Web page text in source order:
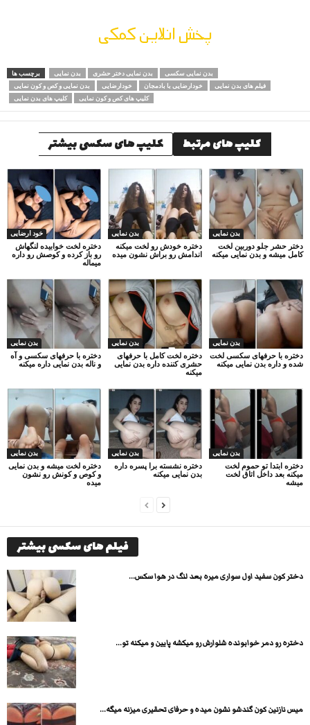
پخش انلاین کمکی
برچسب ها بدن نمایی بدن نمایی دختر حشری
بدن نمایی سکسی
بدن نمایی و کص و کون نمایی
خودارضایی خودارضایی با بادمجان
فیلم های بدن نمایی
کلیپ های بدن نمایی
کلیپ های کص و کون نمایی
کلیپ های مرتبط کلیپ های سکسی بیشتر
خود ارضایی
دختره لخت خوابیده لنگهاش
رو باز کرده و کوصش رو داره
میماله
بدن نمایی
دختره خودش رو لخت میکنه
اندامش رو براش نشون میده
بدن نمایی
دختر حشر جلو دوربین لخت
کامل میشه و بدن نمایی میکنه
بدن نمایی
دختره با حرفهای سکسی و آه
و ناله بدن نمایی داره میکنه
بدن نمایی
دختره لخت کامل با حرفهای
حشری کننده داره بدن نمایی
میکنه
بدن نمایی
دختره با حرفهای سکسی لخت
شده و داره بدن نمایی میکنه
بدن نمایی
دختره لخت میشه و بدن نمایی
و کوص و کونش رو نشون
میده
بدن نمایی
دختره نشسته برا پسره داره
بدن نمایی میکنه
بدن نمایی
دختره ابتدا تو حموم لخت
میکنه بعد داخل اتاق لخت
میشه
فیلم های سکسی بیشتر
دختر کون سفید اول سواری میره بعد لنگ در هوا سکس...
دختره رو دمر خوابونده شلوارش رو میکشه پایین و میکنه تو...
میس نازنین کون گندشو نشون میده و حرفای تحقیری میزنه میگه...